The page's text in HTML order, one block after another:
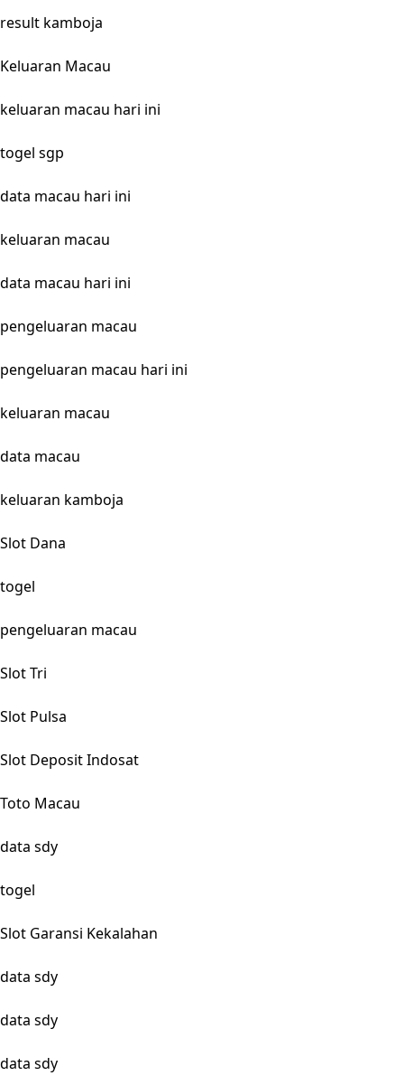
result kamboja
Keluaran Macau
keluaran macau hari ini
togel sgp
data macau hari ini
keluaran macau
data macau hari ini
pengeluaran macau
pengeluaran macau hari ini
keluaran macau
data macau
keluaran kamboja
Slot Dana
togel
pengeluaran macau
Slot Tri
Slot Pulsa
Slot Deposit Indosat
Toto Macau
data sdy
togel
Slot Garansi Kekalahan
data sdy
data sdy
data sdy